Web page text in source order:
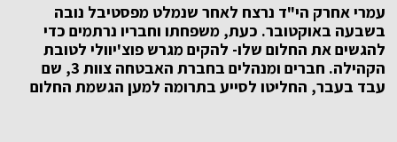
עמרי אחרק הי"ד נרצח לאחר שנמלט מפסטיבל נובה
בשבעה באוקטובר. כעת, משפחתו וחבריו נרתמים כדי
להגשים את החלום שלו- להקים מגרש פוצ'יוולי לטובת
הקהילה. חברים ומנהלים בחברת האבטחה צוות 3, שם
עבד בעבר, החליטו לסייע בתרומה למען הגשמת החלום